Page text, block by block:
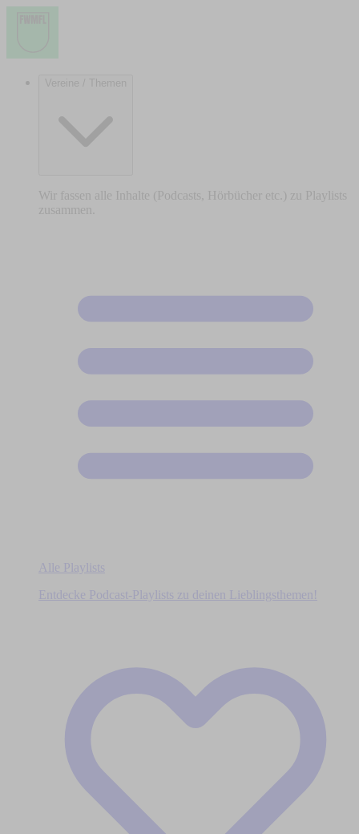
Vereine / Themen
Wir fassen alle Inhalte (Podcasts, Hörbücher etc.) zu Playlists
zusammen.
Alle Playlists
Entdecke Podcast-Playlists zu deinen Lieblingsthemen!